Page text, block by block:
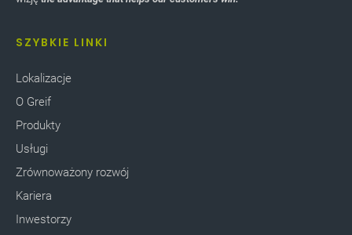
SZYBKIE LINKI
Lokalizacje
O Greif
Produkty
Usługi
Zrównoważony rozwój
Kariera
Inwestorzy